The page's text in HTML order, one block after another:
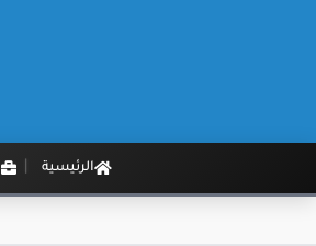
الرئيسية